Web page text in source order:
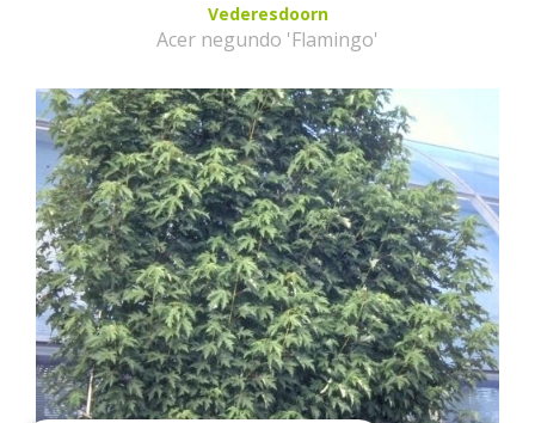
Vederesdoorn
Acer negundo 'Flamingo'